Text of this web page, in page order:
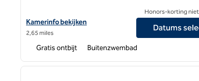
Bekijk hoteldetails voor Homewood Suites by Hilton
Kamerinfo bekijken
2,65 miles
Honors-korting
Datums
Gratis ontbijt Buitenzwembad
1 van 12